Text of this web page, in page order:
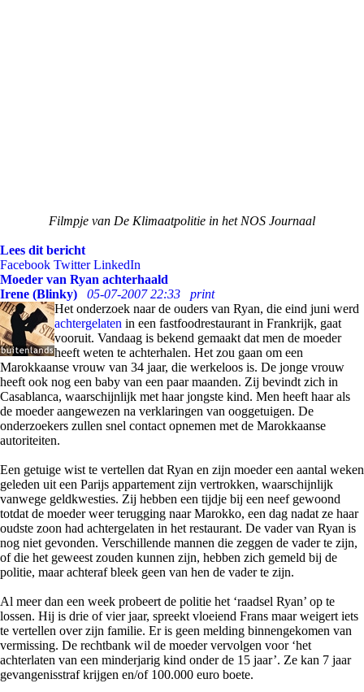
Filmpje van De Klimaatpolitie in het NOS Journaal
Lees dit bericht
Facebook Twitter LinkedIn
Moeder van Ryan achterhaald
Irene (Blinky)
05-07-2007 22:33
print
Het onderzoek naar de ouders van Ryan, die eind juni werd
achtergelaten in een fastfoodrestaurant in Frankrijk, gaat
vooruit. Vandaag is bekend gemaakt dat men de moeder
heeft weten te achterhalen. Het zou gaan om een
Marokkaanse vrouw van 34 jaar, die werkeloos is. De jonge vrouw
heeft ook nog een baby van een paar maanden. Zij bevindt zich in
Casablanca, waarschijnlijk met haar jongste kind. Men heeft haar als
de moeder aangewezen na verklaringen van ooggetuigen. De
onderzoekers zullen snel contact opnemen met de Marokkaanse
autoriteiten.
Een getuige wist te vertellen dat Ryan en zijn moeder een aantal weken
geleden uit een Parijs appartement zijn vertrokken, waarschijnlijk
vanwege geldkwesties. Zij hebben een tijdje bij een neef gewoond
totdat de moeder weer terugging naar Marokko, een dag nadat ze haar
oudste zoon had achtergelaten in het restaurant. De vader van Ryan is
nog niet gevonden. Verschillende mannen die zeggen de vader te zijn,
of die het geweest zouden kunnen zijn, hebben zich gemeld bij de
politie, maar achteraf bleek geen van hen de vader te zijn.
Al meer dan een week probeert de politie het ‘raadsel Ryan’ op te
lossen. Hij is drie of vier jaar, spreekt vloeiend Frans maar weigert iets
te vertellen over zijn familie. Er is geen melding binnengekomen van
vermissing. De rechtbank wil de moeder vervolgen voor ‘het
achterlaten van een minderjarig kind onder de 15 jaar’. Ze kan 7 jaar
gevangenisstraf krijgen en/of 100.000 euro boete.